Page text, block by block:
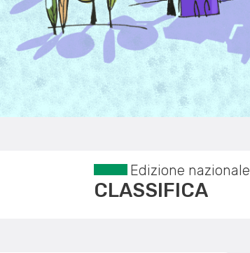
Edizione nazionale
CLASSIFICA